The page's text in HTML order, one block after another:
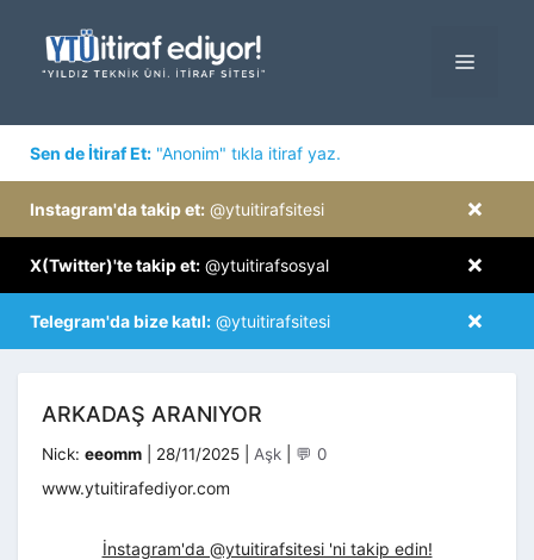
MENÜ
Sen de İtiraf Et: "Anonim" tıkla itiraf yaz.
×
Instagram'da takip et: @ytuitirafsitesi
×
X(Twitter)'te takip et: @ytuitirafsosyal
×
Telegram'da bize katıl: @ytuitirafsitesi
ARKADAŞ ARANIYOR
Nick: eeomm 28/11/2025 Kategoriler
Aşk 💬 0
www.ytuitirafediyor.com
İnstagram'da @ytuitirafsitesi 'ni takip edin!